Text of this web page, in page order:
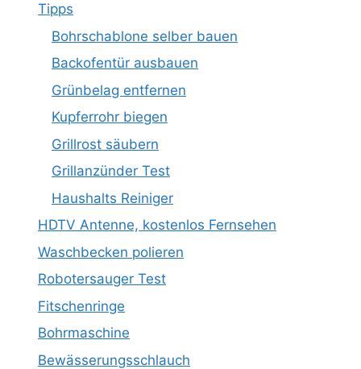
Tipps
Bohrschablone selber bauen
Backofentür ausbauen
Grünbelag entfernen
Kupferrohr biegen
Grillrost säubern
Grillanzünder Test
Haushalts Reiniger
HDTV Antenne, kostenlos Fernsehen
Waschbecken polieren
Robotersauger Test
Fitschenringe
Bohrmaschine
Bewässerungsschlauch